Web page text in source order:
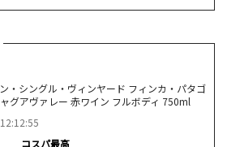
・シングル・ヴィンヤード フィンカ・パタゴ
グアヴァレー 赤ワイン フルボディ 750ml
コスパ最高